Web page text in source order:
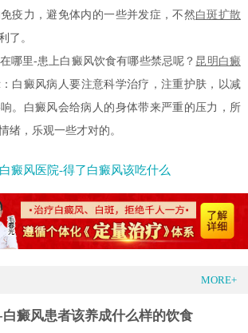
疫力，避免体内的一些并发症，不然白斑扩散
了。
里-患上白癜风饮食有哪些禁忌呢？ 昆明白癜
白癜风病人要注意科学治疗，注重护肤，以减
。白癜风会给病人的身体带来严重的压力，所
绪，乐观一些才对的。
癜风医院-得了白癜风该吃什么
MORE+
癜风患者该养成什么样的饮食